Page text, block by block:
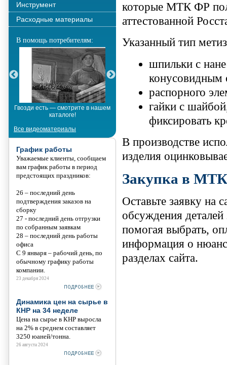
Инструмент
Расходные материалы
В помощь потребителям:
Гвозди есть — смотрите в нашем
каталоге!
Металлополимерные тросы
Все видеоматериалы
График работы
Уважаемые клиенты, сообщаем
вам график работы в период
предстоящих праздников:
26 – последний день
подтверждения заказов на
сборку
27 - последний день отгрузки
по собранным заявкам
28 – последний день работы
офиса
С 9 января – рабочий день, по
обычному графику работы
компании.
23 декабря 2024
Динамика цен на сырье в
КНР на 34 неделе
Цена на сырье в КНР выросла
на 2% в среднем составляет
3250 юаней/тонна.
26 августа 2024
которые МТК ФР
аттестованной
Указанный тип
шпильки с
конусовидным
распорного
гайки с
фиксировать
В производстве
изделия
Закупка в
Оставьте заявку на
обсуждения
помогая выбрать,
информация о
разделах сайта.